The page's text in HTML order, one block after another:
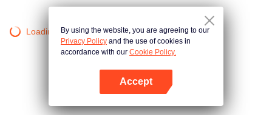
Loading…By using the website, you are agreeing to our
Privacy Policy and the use of cookies in
accordance with our Cookie Policy.
Accept